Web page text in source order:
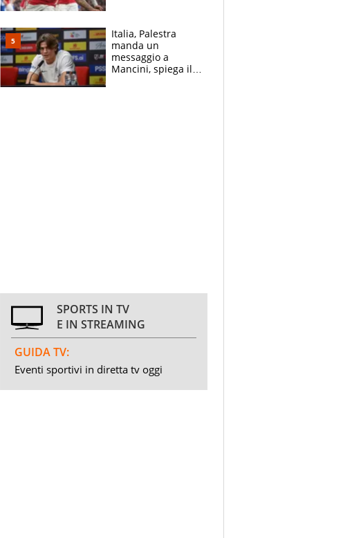
tabellone
Italia, Palestra
manda un
messaggio a
Mancini, spiega il
SPORTS IN TV
E IN STREAMING
GUIDA TV:
Eventi sportivi in diretta tv oggi